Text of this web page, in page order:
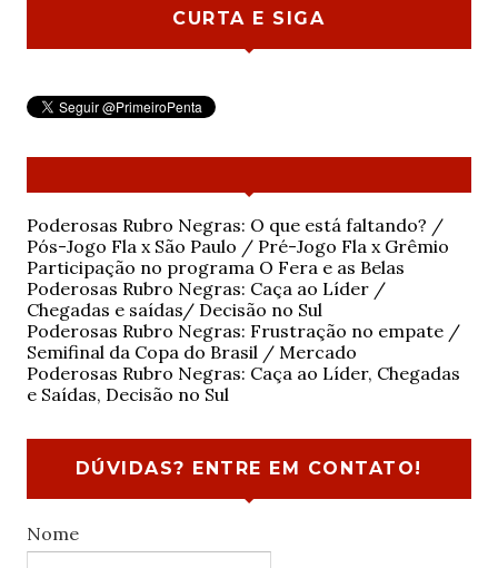
CURTA E SIGA
Poderosas Rubro Negras: O que está faltando? /
Pós-Jogo Fla x São Paulo / Pré-Jogo Fla x Grêmio
Participação no programa O Fera e as Belas
Poderosas Rubro Negras: Caça ao Líder /
Chegadas e saídas/ Decisão no Sul
Poderosas Rubro Negras: Frustração no empate /
Semifinal da Copa do Brasil / Mercado
Poderosas Rubro Negras: Caça ao Líder, Chegadas
e Saídas, Decisão no Sul
DÚVIDAS? ENTRE EM CONTATO!
Nome